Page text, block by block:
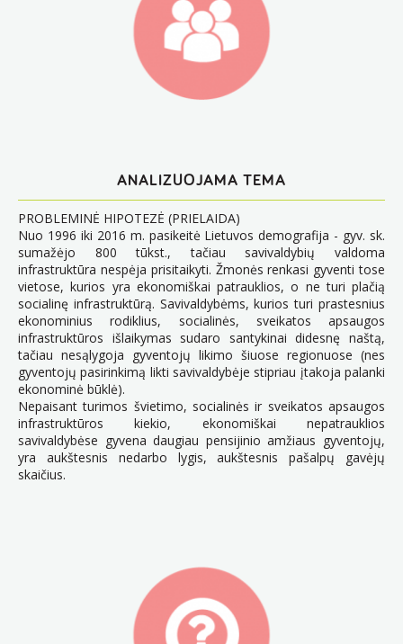
ANALIZUOJAMA TEMA
PROBLEMINĖ HIPOTEZĖ (PRIELAIDA)
Nuo 1996 iki 2016 m. pasikeitė Lietuvos demografija - gyv. sk.
sumažėjo 800 tūkst., tačiau savivaldybių valdoma
infrastruktūra nespėja prisitaikyti. Žmonės renkasi gyventi tose
vietose, kurios yra ekonomiškai patrauklios, o ne turi plačią
socialinę infrastruktūrą. Savivaldybėms, kurios turi prastesnius
ekonominius rodiklius, socialinės, sveikatos apsaugos
infrastruktūros išlaikymas sudaro santykinai didesnę naštą,
tačiau nesąlygoja gyventojų likimo šiuose regionuose (nes
gyventojų pasirinkimą likti savivaldybėje stipriau įtakoja palanki
ekonominė būklė).
Nepaisant turimos švietimo, socialinės ir sveikatos apsaugos
infrastruktūros kiekio, ekonomiškai nepatrauklios
savivaldybėse gyvena daugiau pensijinio amžiaus gyventojų,
yra aukštesnis nedarbo lygis, aukštesnis pašalpų gavėjų
skaičius.